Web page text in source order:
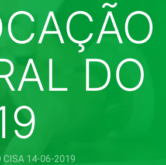
DO
CISA 14-06-2019